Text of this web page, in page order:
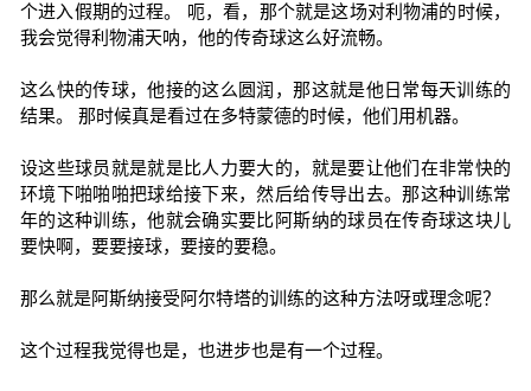
个进入假期的过程。 呃，看，那个就是这场对利物浦的时候，
我会觉得利物浦天呐，他的传奇球这么好流畅。
这么快的传球，他接的这么圆润，那这就是他日常每天训练的
结果。 那时候真是看过在多特蒙德的时候，他们用机器。
设这些球员就是就是比人力要大的，就是要让他们在非常快的
环境下啪啪啪把球给接下来，然后给传导出去。那这种训练常
年的这种训练，他就会确实要比阿斯纳的球员在传奇球这块儿
要快啊，要要接球，要接的要稳。
那么就是阿斯纳接受阿尔特塔的训练的这种方法呀或理念呢？
这个过程我觉得也是，也进步也是有一个过程。